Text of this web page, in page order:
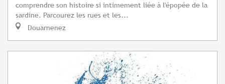
comprendre son histoire si intimement liée à l'épopée de la
sardine. Parcourez les rues et les...
Douarnenez